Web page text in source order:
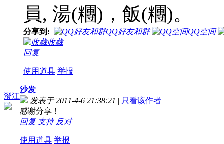
員, 湯(糰)，飯(糰)。
分享到: QQ好友和群
QQ空间
收藏
回复
使用道具 举报
澄江
沙发
发表于 2011-4-6 21:38:21 | 只看该作者
感谢分享！
回复 支持 反对
使用道具 举报